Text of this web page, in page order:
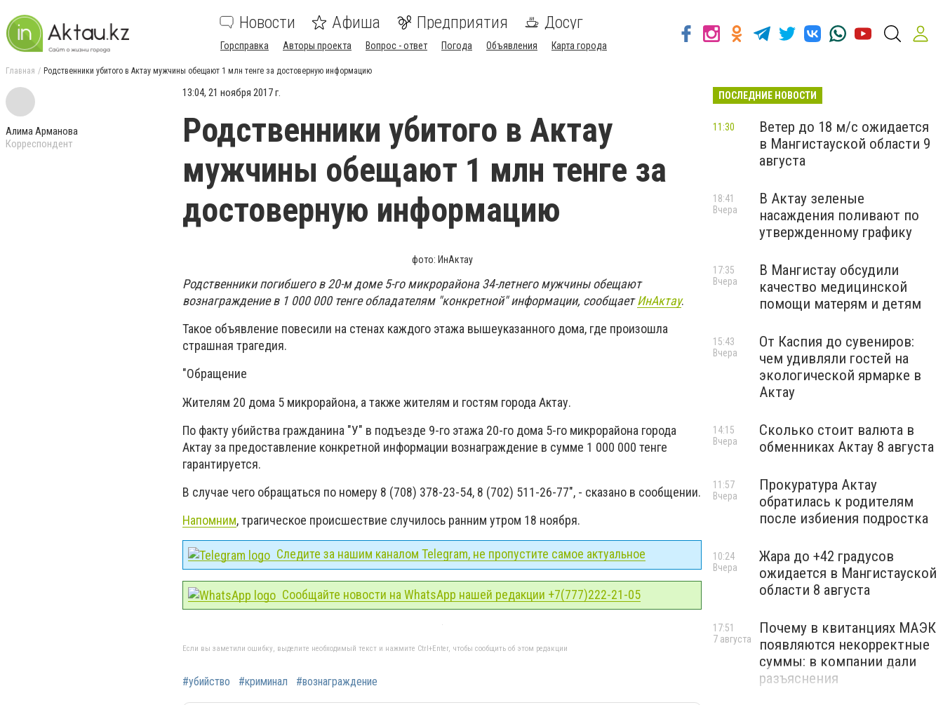
Новости Афиша Предприятия Досуг
Горсправка Авторы проекта Вопрос - ответ Погода Объявления Карта города
Главная Родственники убитого в Актау мужчины обещают 1 млн тенге за достоверную информацию
Алима Арманова
Корреспондент
13:04, 21 ноября 2017 г.
Родственники убитого в Актау
мужчины обещают 1 млн тенге за
достоверную информацию
фото: ИнАктау
Родственники погибшего в 20-м доме 5-го микрорайона 34-летнего мужчины обещают
вознаграждение в 1 000 000 тенге обладателям "конкретной" информации, сообщаетИнАктау.
Такое объявление повесили на стенах каждого этажа вышеуказанного дома, где произошла
страшная трагедия.
"Обращение
Жителям 20 дома 5 микрорайона, а также жителям и гостям города Актау.
По факту убийства гражданина "У" в подъезде 9-го этажа 20-го дома 5-го микрорайона города
Актау за предоставление конкретной информации вознаграждение в сумме 1 000 000 тенге
гарантируется.
В случае чего обращаться по номеру 8 (708) 378-23-54, 8 (702) 511-26-77", - сказано в сообщении.
Напомним, трагическое происшествие случилось ранним утром 18 ноября.
Следите за нашим каналом Telegram, не пропустите самое актуальное
Сообщайте новости на WhatsApp нашей редакции +7(777)222-21-05
Если вы заметили ошибку, выделите необходимый текст и нажмите Ctrl+Enter, чтобы сообщить об этом редакции
#убийство #криминал #вознаграждение
ПОСЛЕДНИЕ НОВОСТИ
Ветер до 18 м/с ожидается
в Мангистауской области 9
августа
11:30
В Актау зеленые
насаждения поливают по
утвержденному графику
18:41
Вчера
В Мангистау обсудили
качество медицинской
помощи матерям и детям
17:35
Вчера
От Каспия до сувениров:
чем удивляли гостей на
экологической ярмарке в
Актау
15:43
Вчера
Сколько стоит валюта в
обменниках Актау 8 августа
14:15
Вчера
Прокуратура Актау
обратилась к родителям
после избиения подростка
11:57
Вчера
Жара до +42 градусов
ожидается в Мангистауской
области 8 августа
10:24
Вчера
Почему в квитанциях МАЭК
появляются некорректные
суммы: в компании дали
разъяснения
17:51
7 августа